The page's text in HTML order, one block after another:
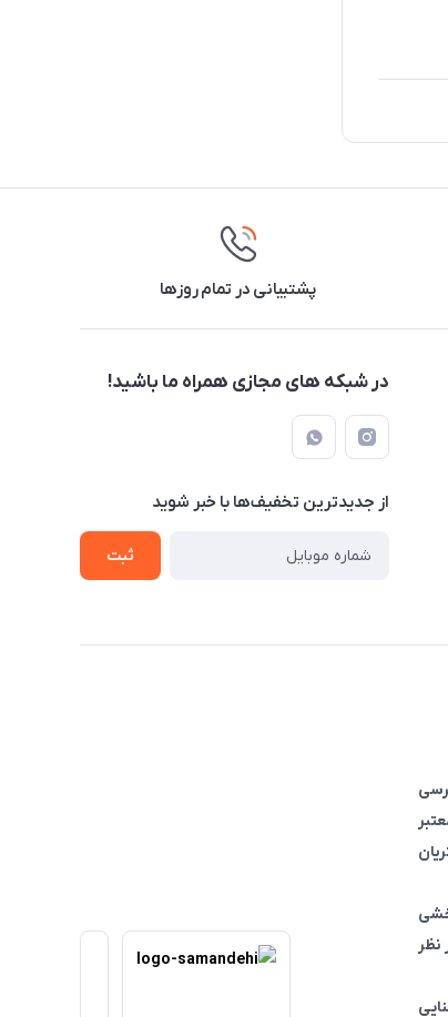
پشتیبانی در تمام روزها
در شبکه های مجازی همراه ما باشید!
از جدید‌ترین تخفیف‌ها با‌ خبر شوید
ثبت